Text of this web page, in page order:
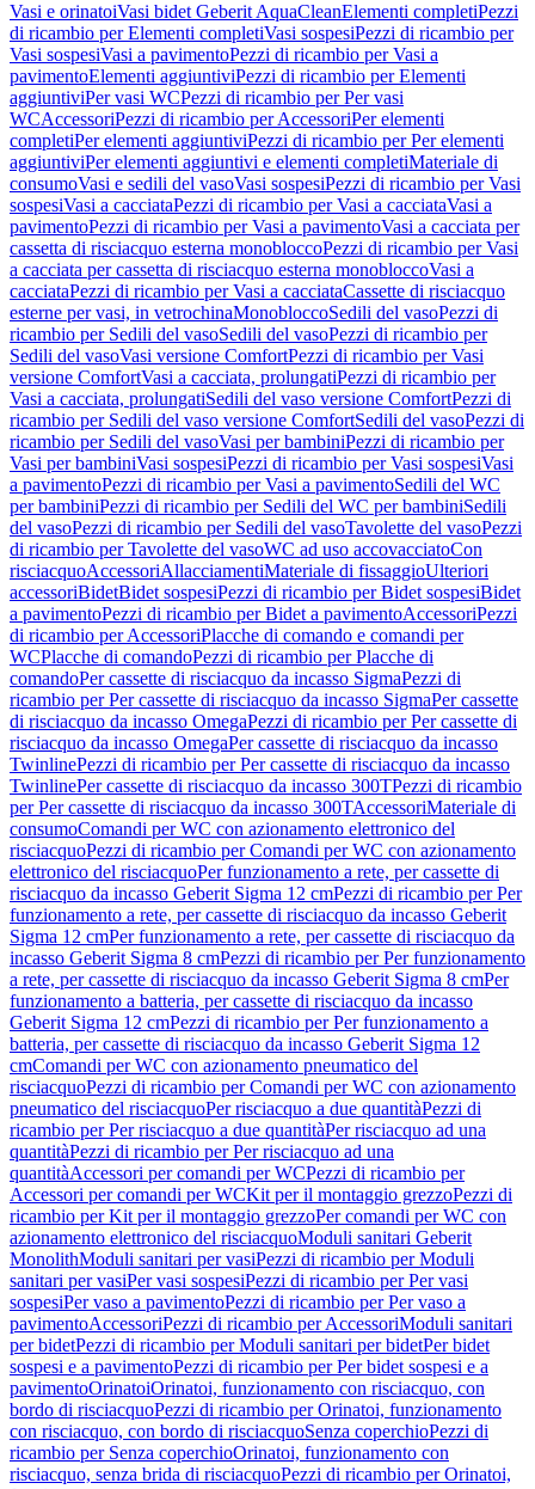
Vasi e orinatoiVasi bidet Geberit AquaCleanElementi completiPezzi
di ricambio per Elementi completiVasi sospesiPezzi di ricambio per
Vasi sospesiVasi a pavimentoPezzi di ricambio per Vasi a
pavimentoElementi aggiuntiviPezzi di ricambio per Elementi
aggiuntiviPer vasi WCPezzi di ricambio per Per vasi
WCAccessoriPezzi di ricambio per AccessoriPer elementi
completiPer elementi aggiuntiviPezzi di ricambio per Per elementi
aggiuntiviPer elementi aggiuntivi e elementi completiMateriale di
consumoVasi e sedili del vasoVasi sospesiPezzi di ricambio per Vasi
sospesiVasi a cacciataPezzi di ricambio per Vasi a cacciataVasi a
pavimentoPezzi di ricambio per Vasi a pavimentoVasi a cacciata per
cassetta di risciacquo esterna monobloccoPezzi di ricambio per Vasi
a cacciata per cassetta di risciacquo esterna monobloccoVasi a
cacciataPezzi di ricambio per Vasi a cacciataCassette di risciacquo
esterne per vasi, in vetrochinaMonobloccoSedili del vasoPezzi di
ricambio per Sedili del vasoSedili del vasoPezzi di ricambio per
Sedili del vasoVasi versione ComfortPezzi di ricambio per Vasi
versione ComfortVasi a cacciata, prolungatiPezzi di ricambio per
Vasi a cacciata, prolungatiSedili del vaso versione ComfortPezzi di
ricambio per Sedili del vaso versione ComfortSedili del vasoPezzi di
ricambio per Sedili del vasoVasi per bambiniPezzi di ricambio per
Vasi per bambiniVasi sospesiPezzi di ricambio per Vasi sospesiVasi
a pavimentoPezzi di ricambio per Vasi a pavimentoSedili del WC
per bambiniPezzi di ricambio per Sedili del WC per bambiniSedili
del vasoPezzi di ricambio per Sedili del vasoTavolette del vasoPezzi
di ricambio per Tavolette del vasoWC ad uso accovacciatoCon
risciacquoAccessoriAllacciamentiMateriale di fissaggioUlteriori
accessoriBidetBidet sospesiPezzi di ricambio per Bidet sospesiBidet
a pavimentoPezzi di ricambio per Bidet a pavimentoAccessoriPezzi
di ricambio per AccessoriPlacche di comando e comandi per
WCPlacche di comandoPezzi di ricambio per Placche di
comandoPer cassette di risciacquo da incasso SigmaPezzi di
ricambio per Per cassette di risciacquo da incasso SigmaPer cassette
di risciacquo da incasso OmegaPezzi di ricambio per Per cassette di
risciacquo da incasso OmegaPer cassette di risciacquo da incasso
TwinlinePezzi di ricambio per Per cassette di risciacquo da incasso
TwinlinePer cassette di risciacquo da incasso 300TPezzi di ricambio
per Per cassette di risciacquo da incasso 300TAccessoriMateriale di
consumoComandi per WC con azionamento elettronico del
risciacquoPezzi di ricambio per Comandi per WC con azionamento
elettronico del risciacquoPer funzionamento a rete, per cassette di
risciacquo da incasso Geberit Sigma 12 cmPezzi di ricambio per Per
funzionamento a rete, per cassette di risciacquo da incasso Geberit
Sigma 12 cmPer funzionamento a rete, per cassette di risciacquo da
incasso Geberit Sigma 8 cmPezzi di ricambio per Per funzionamento
a rete, per cassette di risciacquo da incasso Geberit Sigma 8 cmPer
funzionamento a batteria, per cassette di risciacquo da incasso
Geberit Sigma 12 cmPezzi di ricambio per Per funzionamento a
batteria, per cassette di risciacquo da incasso Geberit Sigma 12
cmComandi per WC con azionamento pneumatico del
risciacquoPezzi di ricambio per Comandi per WC con azionamento
pneumatico del risciacquoPer risciacquo a due quantitàPezzi di
ricambio per Per risciacquo a due quantitàPer risciacquo ad una
quantitàPezzi di ricambio per Per risciacquo ad una
quantitàAccessori per comandi per WCPezzi di ricambio per
Accessori per comandi per WCKit per il montaggio grezzoPezzi di
ricambio per Kit per il montaggio grezzoPer comandi per WC con
azionamento elettronico del risciacquoModuli sanitari Geberit
MonolithModuli sanitari per vasiPezzi di ricambio per Moduli
sanitari per vasiPer vasi sospesiPezzi di ricambio per Per vasi
sospesiPer vaso a pavimentoPezzi di ricambio per Per vaso a
pavimentoAccessoriPezzi di ricambio per AccessoriModuli sanitari
per bidetPezzi di ricambio per Moduli sanitari per bidetPer bidet
sospesi e a pavimentoPezzi di ricambio per Per bidet sospesi e a
pavimentoOrinatoiOrinatoi, funzionamento con risciacquo, con
bordo di risciacquoPezzi di ricambio per Orinatoi, funzionamento
con risciacquo, con bordo di risciacquoSenza coperchioPezzi di
ricambio per Senza coperchioOrinatoi, funzionamento con
risciacquo, senza brida di risciacquoPezzi di ricambio per Orinatoi,